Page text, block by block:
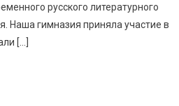
русского литературного
Наша гимназия приняла участие в
[…]